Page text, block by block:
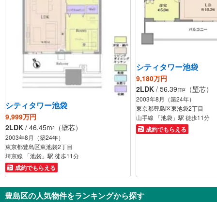
シティタワー池袋
9,999万円
2LDK / 46.45m2 （壁芯）
2003年8月（築24年）
東京都豊島区東池袋2丁目
埼京線 「池袋」駅 徒歩11分
成約でもらえる
シティタワー池袋
9,180万円
2LDK / 56.39m2 （壁芯）
2003年8月（築24年）
東京都豊島区東池袋2丁目
山手線 「池袋」駅 徒歩11分
成約でもらえる
豊島区の人気物件をランキングから探す